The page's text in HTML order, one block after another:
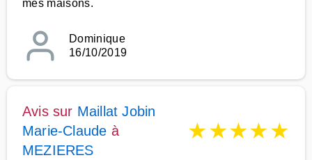
mes maisons.
Dominique
16/10/2019
Avis sur Maillat Jobin
Marie-Claude à
MEZIERES
★★★★★